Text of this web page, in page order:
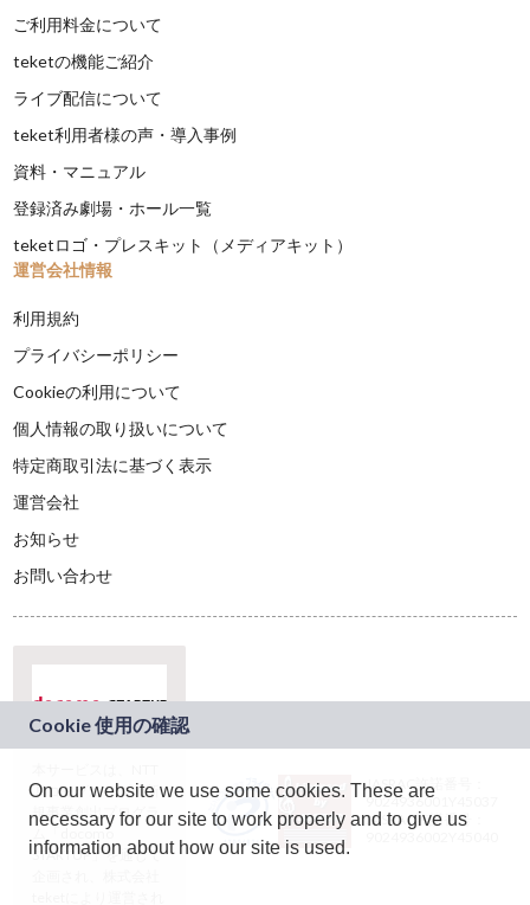
ご利用料金について
teketの機能ご紹介
ライブ配信について
teket利用者様の声・導入事例
資料・マニュアル
登録済み劇場・ホール一覧
teketロゴ・プレスキット（メディアキット）
運営会社情報
利用規約
プライバシーポリシー
Cookieの利用について
個人情報の取り扱いについて
特定商取引法に基づく表示
運営会社
お知らせ
お問い合わせ
ドコモグループの新
規事業創出プログラ
ム「docomo
STARTUP」を通じて
JASRAC許諾番号：
9024936001Y45037
JASRAC許諾番号：
On our website we use some cookies. These are
necessary for our site to work properly and to give us
information about how our site is used.